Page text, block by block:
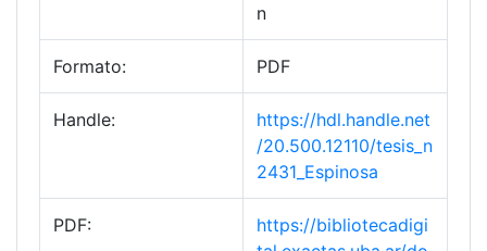
n
Formato: PDF
Handle:
https://hdl.handle.net
/20.500.12110/tesis_n
2431_Espinosa
PDF:
https://bibliotecadigi